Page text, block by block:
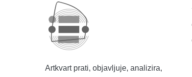
Artkvart prati, objavljuje, analizira,